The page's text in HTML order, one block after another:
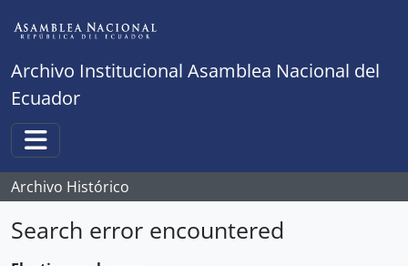
Archivo Institucional Asamblea Nacional del
Ecuador
Toggle navigation
Archivo Histórico
Search error encountered